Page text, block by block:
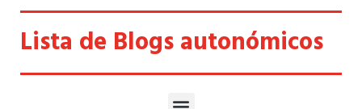
Lista de Blogs autonómicos